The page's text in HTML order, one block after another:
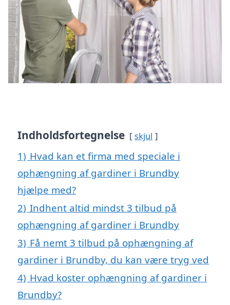
Indholdsfortegnelse skjul
1) Hvad kan et firma med speciale i
ophængning af gardiner i Brundby
hjælpe med?
2) Indhent altid mindst 3 tilbud på
ophængning af gardiner i Brundby
3) Få nemt 3 tilbud på ophængning af
gardiner i Brundby, du kan være tryg ved
4) Hvad koster ophængning af gardiner i
Brundby?